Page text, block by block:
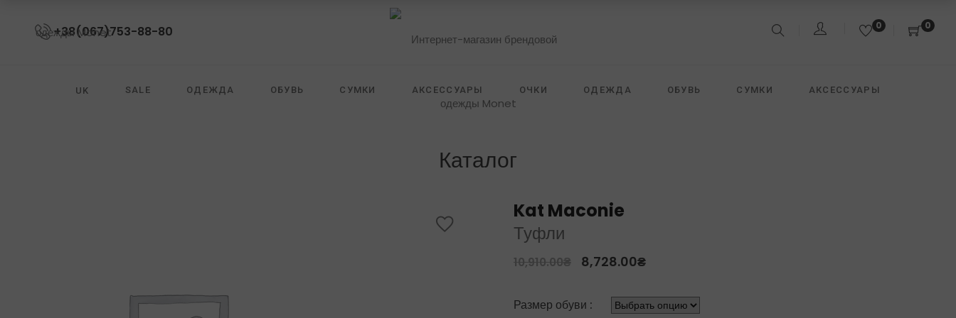
+38(067)753-88-80 0 0
UK SALE ОДЕЖДА ОБУВЬ СУМКИ АКСЕССУАРЫ ОЧКИ ОДЕЖДА ОБУВЬ СУМКИ АКСЕССУАРЫ
Каталог
Kat Maconie
Туфли
10,910.00₴ 8,728.00₴
Размер обуви :